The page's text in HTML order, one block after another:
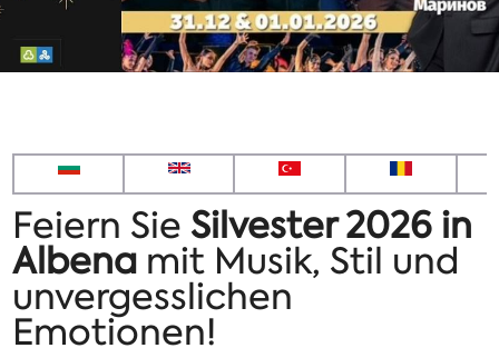
Feiern Sie Silvester 2026 in
Albena mit Musik, Stil und
unvergesslichen
Emotionen!